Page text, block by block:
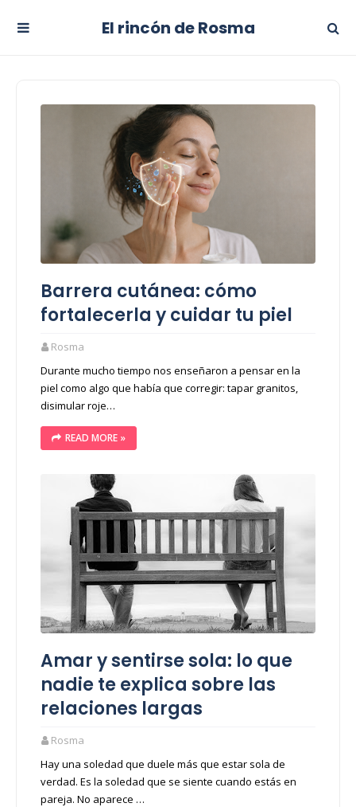
El rincón de Rosma
Barrera cutánea: cómo
fortalecerla y cuidar tu piel
Rosma
Durante mucho tiempo nos enseñaron a pensar en la
piel como algo que había que corregir: tapar granitos,
disimular roje…
READ MORE »
Amar y sentirse sola: lo que
nadie te explica sobre las
relaciones largas
Rosma
Hay una soledad que duele más que estar sola de
verdad. Es la soledad que se siente cuando estás en
pareja. No aparece …